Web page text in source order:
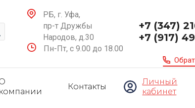
РБ, г. Уфа,
пр-т Дружбы
Народов, д.30
Пн-Пт, с 9.00 до 18.00
+7 (347)
+7 (917)
компании
Контакты
Личный
кабинет